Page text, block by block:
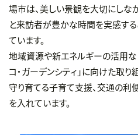
場市は、美しい景観を大切にしな
と来訪者が豊かな時間を実感す
ています。
地域資源や新エネルギーの活用
コ・ガーデンシティ」に向けた取
守り育てる子育て支援、交通の
を入れています。